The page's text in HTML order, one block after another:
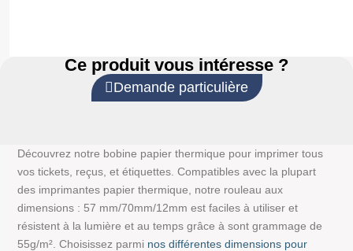
Ce produit vous intéresse ?
Demande particulière
Découvrez notre bobine papier thermique pour imprimer tous
vos tickets, reçus, et étiquettes. Compatibles avec la plupart
des imprimantes papier thermique, notre rouleau aux
dimensions : 57 mm/70mm/12mm est faciles à utiliser et
résistent à la lumière et au temps grâce à sont grammage de
55g/m². Choisissez parmi nos différentes dimensions pour